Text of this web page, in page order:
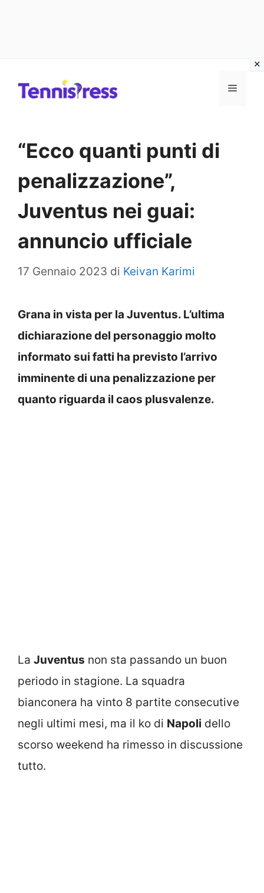
MENU
“Ecco quanti punti di
penalizzazione”,
Juventus nei guai:
annuncio ufficiale
17 Gennaio 2023 di Keivan Karimi
Grana in vista per la Juventus. L’ultima
dichiarazione del personaggio molto
informato sui fatti ha previsto l’arrivo
imminente di una penalizzazione per
quanto riguarda il caos plusvalenze.
La Juventus non sta passando un buon
periodo in stagione. La squadra
bianconera ha vinto 8 partite consecutive
negli ultimi mesi, ma il ko di Napoli dello
scorso weekend ha rimesso in discussione
tutto.